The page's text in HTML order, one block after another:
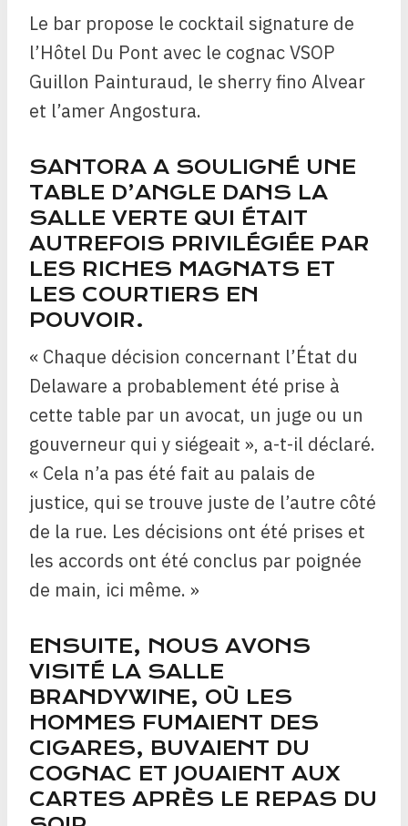
Le bar propose le cocktail signature de
l’Hôtel Du Pont avec le cognac VSOP
Guillon Painturaud, le sherry fino Alvear
et l’amer Angostura.
SANTORA A SOULIGNÉ UNE
TABLE D’ANGLE DANS LA
SALLE VERTE QUI ÉTAIT
AUTREFOIS PRIVILÉGIÉE PAR
LES RICHES MAGNATS ET
LES COURTIERS EN
POUVOIR.
« Chaque décision concernant l’État du
Delaware a probablement été prise à
cette table par un avocat, un juge ou un
gouverneur qui y siégeait », a-t-il déclaré.
« Cela n’a pas été fait au palais de
justice, qui se trouve juste de l’autre côté
de la rue. Les décisions ont été prises et
les accords ont été conclus par poignée
de main, ici même. »
ENSUITE, NOUS AVONS
VISITÉ LA SALLE
BRANDYWINE, OÙ LES
HOMMES FUMAIENT DES
CIGARES, BUVAIENT DU
COGNAC ET JOUAIENT AUX
CARTES APRÈS LE REPAS DU